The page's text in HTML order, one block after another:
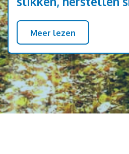
Meer lezen